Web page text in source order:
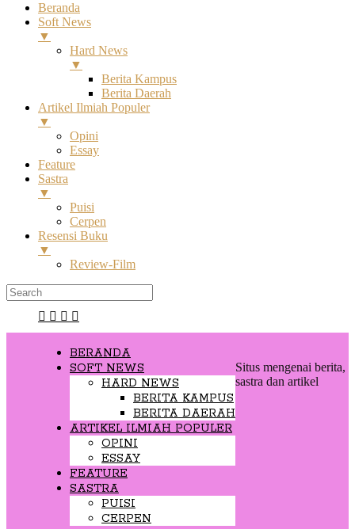
Beranda
Soft News
▼
Hard News
▼
Berita Kampus
Berita Daerah
Artikel Ilmiah Populer
▼
Opini
Essay
Feature
Sastra
▼
Puisi
Cerpen
Resensi Buku
▼
Review-Film
BERANDA
SOFT NEWS
HARD NEWS
BERITA KAMPUS
BERITA DAERAH
ARTIKEL ILMIAH POPULER
OPINI
ESSAY
FEATURE
SASTRA
PUISI
CERPEN
Situs mengenai berita,
sastra dan artikel